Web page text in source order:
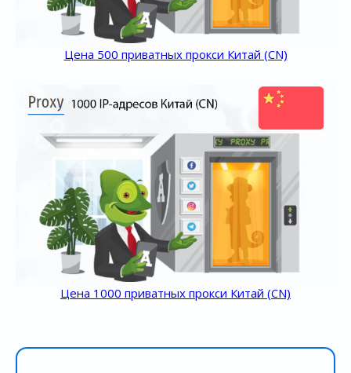
Цена 500 приватных прокси Китай (CN)
Цена 1000 приватных прокси Китай (CN)